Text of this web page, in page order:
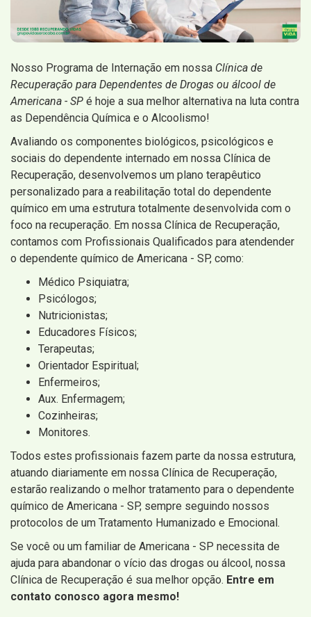
Nosso Programa de Internação em nossa Clínica de
Recuperação para Dependentes de Drogas ou álcool de
Americana - SP é hoje a sua melhor alternativa na luta contra
as Dependência Química e o Alcoolismo!
Avaliando os componentes biológicos, psicológicos e
sociais do dependente internado em nossa Clínica de
Recuperação, desenvolvemos um plano terapêutico
personalizado para a reabilitação total do dependente
químico em uma estrutura totalmente desenvolvida com o
foco na recuperação. Em nossa Clínica de Recuperação,
contamos com Profissionais Qualificados para atendender
o dependente químico de Americana - SP, como:
Médico Psiquiatra;
Psicólogos;
Nutricionistas;
Educadores Físicos;
Terapeutas;
Orientador Espiritual;
Enfermeiros;
Aux. Enfermagem;
Cozinheiras;
Monitores.
Todos estes profissionais fazem parte da nossa estrutura,
atuando diariamente em nossa Clínica de Recuperação,
estarão realizando o melhor tratamento para o dependente
químico de Americana - SP, sempre seguindo nossos
protocolos de um Tratamento Humanizado e Emocional.
Se você ou um familiar de Americana - SP necessita de
ajuda para abandonar o vício das drogas ou álcool, nossa
Clínica de Recuperação é sua melhor opção. Entre em
contato conosco agora mesmo!